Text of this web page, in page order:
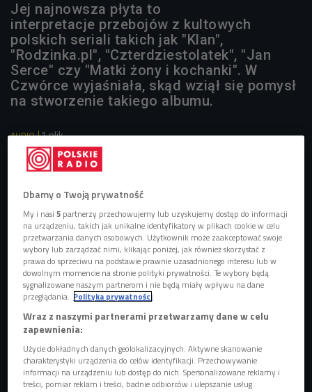
Jej najnowsza płyta to
interpretacje przebojów z kultowych
polskich seriali takich jak "Klan",
"Rodzinka.pl", "Czterdziestolatek", "Jan
Serce" czy "Matki żony i kochanki". W
Czwórce wyjaśniała, skąd wziął się pomysł
na stworzenie takiego albumu.
AUDIO 1 plik
 18'56
"Nieprzeciętne rozmowy" z Magdą Steczkowską. Jaka
była jej muzyczna droga? (Czwórka)
Dbamy o Twoją prywatność
My i nasi5 partnerzy przechowujemy lub uzyskujemy dostęp do informacji
na urządzeniu, takich jak unikalne identyfikatory w plikach cookie w celu
przetwarzania danych osobowych. Użytkownik może zaakceptować swoje
wybory lub zarządzać nimi, klikając poniżej, jak również skorzystać z
prawa do sprzeciwu na podstawie prawnie uzasadnionego interesu lub w
dowolnym momencie na stronie polityki prywatności. Te wybory będą
sygnalizowane naszym partnerom i nie będą miały wpływu na dane
przeglądania. Polityka prywatności
Wraz z naszymi partnerami przetwarzamy dane w celu
zapewnienia:
Użycie dokładnych danych geolokalizacyjnych. Aktywne skanowanie
charakterystyki urządzenia do celów identyfikacji. Przechowywanie
informacji na urządzeniu lub dostęp do nich. Spersonalizowane reklamy i
treści, pomiar reklam i treści, badnie odbiorców i ulepszanie usług.